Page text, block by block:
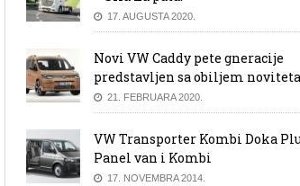
17. AUGUSTA 2020.
Novi VW Caddy pete gneracije
predstavljen sa obiljem noviteta
21. FEBRUARA 2020.
VW Transporter Kombi Doka
Panel van i Kombi
17. NOVEMBRA 2014.